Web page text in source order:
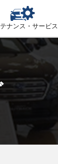
ナンス・サービス